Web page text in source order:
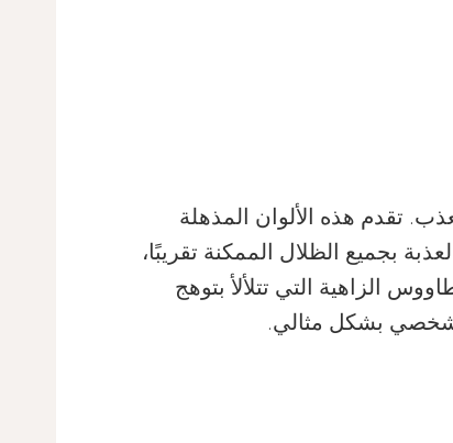
تقدم هذه الألوان المذهلة
بجميع الظلال الممكنة تقريبًا،
الزاهية التي تتلألأ بتوهج
بشكل مثالي.